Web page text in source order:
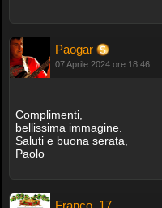
Paogar
07 Aprile 2024 ore 18:46
Complimenti,
bellissima immagine.
Saluti e buona serata,
Paolo
Franco_17